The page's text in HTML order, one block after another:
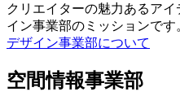
クリエイターの魅力あるア
イン事業部のミッションで
デザイン事業部について
空間情報事業部